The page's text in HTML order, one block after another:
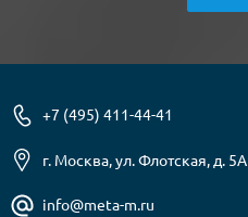
+7 (495) 411-44-41
г. Москва, ул. Флотская, д. 5А
info@meta-m.ru